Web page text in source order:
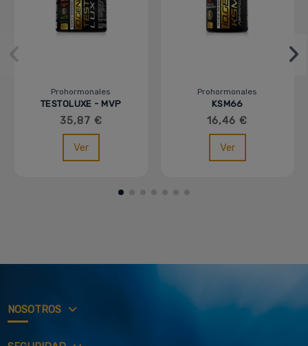
Prohormonales
TESTOLUXE - MVP
35,87 €
Ver
Prohormonales
KSM66
ASHWAGANDHA 60
CAPSULAS - MVP
16,46 €
Ver
NOSOTROS